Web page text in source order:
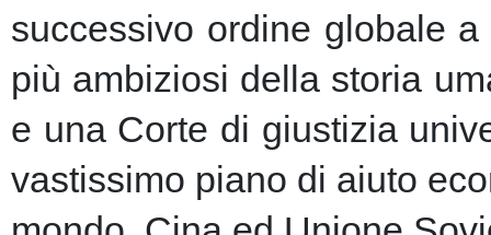
successivo ordine globale
più ambiziosi della storia
e una Corte di giustizia
vastissimo piano di aiuto